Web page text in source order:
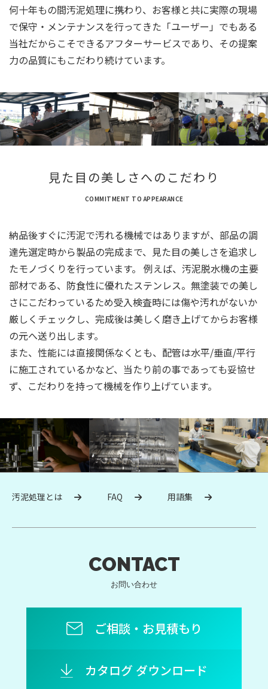
何十年もの間汚泥処理に携わり、お客様と共に実際の現場
で保守・メンテナンスを行ってきた「ユーザー」でもある
当社だからこそできるアフターサービスであり、その提案
力の品質にもこだわり続けています。
見た目の美しさへのこだわり
COMMITMENT TO APPEARANCE
納品後すぐに汚泥で汚れる機械ではありますが、部品の調
達先選定時から製品の完成まで、見た目の美しさを追求し
たモノづくりを行っています。 例えば、汚泥脱水機の主要
部材である、防食性に優れたステンレス。無塗装での美し
さにこだわっているため受入検査時には傷や汚れがないか
厳しくチェックし、完成後は美しく磨き上げてからお客様
の元へ送り出します。
また、性能には直接関係なくとも、配管は水平/垂直/平行
に施工されているかなど、当たり前の事であっても妥協せ
ず、こだわりを持って機械を作り上げています。
汚泥処理とは FAQ 用語集
CONTACT
お問い合わせ
ご相談・お見積もり
カタログ ダウンロード